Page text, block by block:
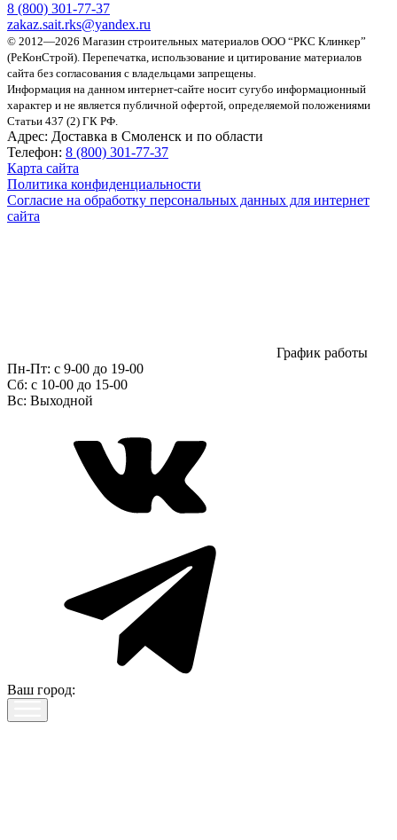
8 (800) 301-77-37
zakaz.sait.rks@yandex.ru
© 2012—2026 Магазин строительных материалов ООО “РКС Клинкер”
(РеКонСтрой). Перепечатка, использование и цитирование материалов
сайта без согласования с владельцами запрещены.
Информация на данном интернет-сайте носит сугубо информационный
характер и не является публичной офертой, определяемой положениями
Статьи 437 (2) ГК РФ.
Адрес: Доставка в Смоленск и по области
Телефон: 8 (800) 301-77-37
Карта сайта
Политика конфиденциальности
Согласие на обработку персональных данных для интернет
сайта
График работы
Пн-Пт: с 9-00 до 19-00
Сб: c 10-00 до 15-00
Вс: Выходной
Ваш город: